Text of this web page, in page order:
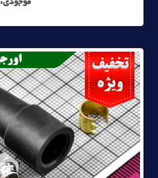
موجودی: